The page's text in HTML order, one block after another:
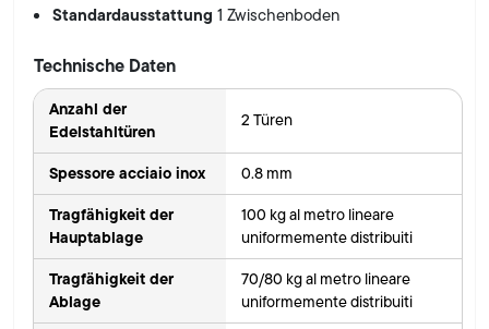
Standardausstattung1 Zwischenboden
Technische Daten
Anzahl der
Edelstahltüren
2 Türen
Spessore acciaio inox 0.8 mm
Tragfähigkeit der
Hauptablage
100 kg al metro lineare
uniformemente distribuiti
Tragfähigkeit der
Ablage
70/80 kg al metro lineare
uniformemente distribuiti